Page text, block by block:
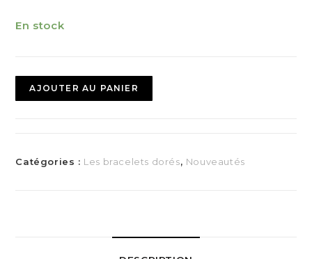
En stock
AJOUTER AU PANIER
Catégories : Les bracelets dorés, Nouveautés